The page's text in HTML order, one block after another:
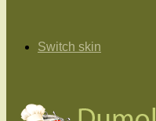
Switch skin